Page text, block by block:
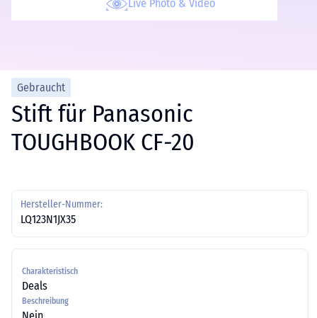
Live Photo & Video
Gebraucht
Stift für Panasonic
TOUGHBOOK CF-20
Hersteller-Nummer:
LQ123N1JX35
Charakteristisch
Deals
Beschreibung